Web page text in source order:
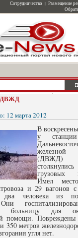
Сотрудничество | Размещение
ДВЖД
12 марта 2012
В
у
железной
(ДВЖД)
грузовых
Имел
и 29 вагонов
два человека из
больницу для
помощи. Повреждены
метров
угля нет.